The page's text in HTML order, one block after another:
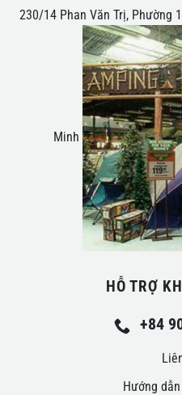
230/14 Phan Văn Trị, Phường
Minh
HỖ TRỢ
+84
Hướng